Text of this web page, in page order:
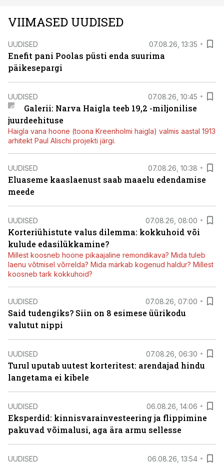
VIIMASED UUDISED
UUDISED 07.08.26, 13:35
Enefit pani Poolas püsti enda suurima
päikesepargi
UUDISED 07.08.26, 10:45
Galerii: Narva Haigla teeb 19,2 -miljonilise
juurdeehituse
Haigla vana hoone (toona Kreenholmi haigla) valmis aastal 1913
arhitekt Paul Alischi projekti järgi.
UUDISED 07.08.26, 10:38
Eluaseme kaaslaenust saab maaelu edendamise
meede
UUDISED 07.08.26, 08:00
Korteriühistute valus dilemma: kokkuhoid või
kulude edasilükkamine?
Millest koosneb hoone pikaajaline remondikava? Mida tuleb
laenu võtmisel võrrelda? Mida märkab kogenud haldur? Millest
koosneb tark kokkuhoid?
UUDISED 07.08.26, 07:00
Said tudengiks? Siin on 8 esimese üürikodu
valutut nippi
UUDISED 07.08.26, 06:30
Turul uputab uutest korteritest: arendajad hindu
langetama ei kibele
UUDISED 06.08.26, 14:06
Eksperdid: kinnisvarainvesteering ja flippimine
pakuvad võimalusi, aga ära armu sellesse
UUDISED 06.08.26, 13:54